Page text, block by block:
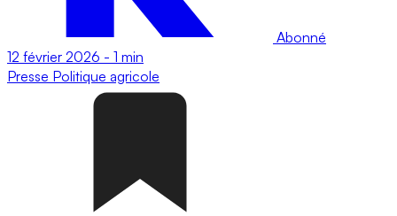
Abonné
12 février 2026 - 1 min
Presse Politique agricole